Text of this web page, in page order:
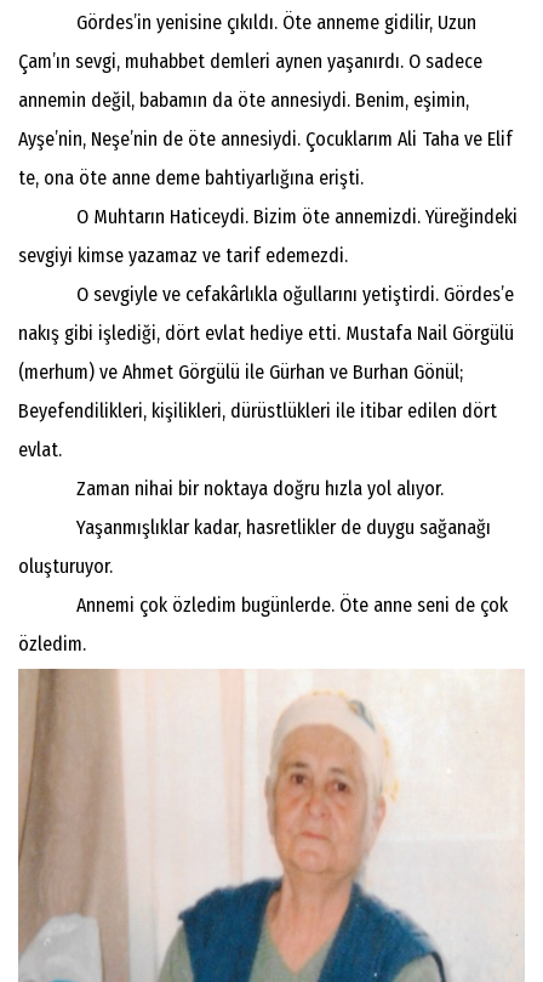
Gördes’in yenisine çıkıldı. Öte anneme gidilir, Uzun
Çam’ın sevgi, muhabbet demleri aynen yaşanırdı. O sadece
annemin değil, babamın da öte annesiydi. Benim, eşimin,
Ayşe’nin, Neşe’nin de öte annesiydi. Çocuklarım Ali Taha ve Elif
te, ona öte anne deme bahtiyarlığına erişti.
O Muhtarın Haticeydi. Bizim öte annemizdi. Yüreğindeki
sevgiyi kimse yazamaz ve tarif edemezdi.
O sevgiyle ve cefakârlıkla oğullarını yetiştirdi. Gördes’e
nakış gibi işlediği, dört evlat hediye etti. Mustafa Nail Görgülü
(merhum) ve Ahmet Görgülü ile Gürhan ve Burhan Gönül;
Beyefendilikleri, kişilikleri, dürüstlükleri ile itibar edilen dört
evlat.
Zaman nihai bir noktaya doğru hızla yol alıyor.
Yaşanmışlıklar kadar, hasretlikler de duygu sağanağı
oluşturuyor.
Annemi çok özledim bugünlerde. Öte anne seni de çok
özledim.